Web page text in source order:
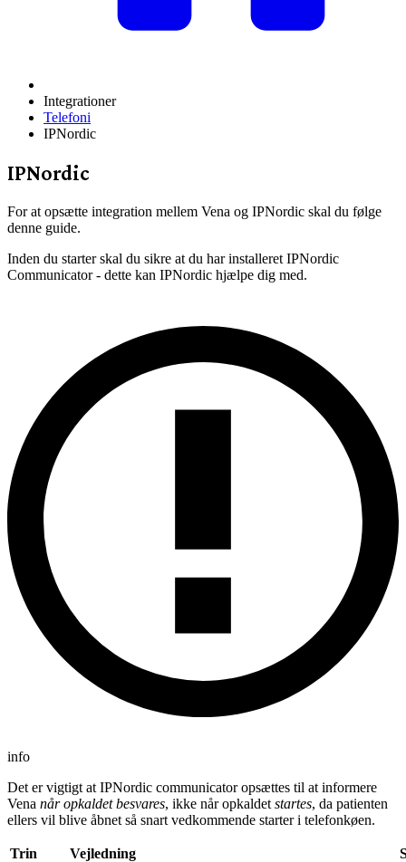
Integrationer
Telefoni
IPNordic
IPNordic
For at opsætte integration mellem Vena og IPNordic skal du følge
denne guide.
Inden du starter skal du sikre at du har installeret IPNordic
Communicator - dette kan IPNordic hjælpe dig med.
info
Det er vigtigt at IPNordic communicator opsættes til at informere
Vena når opkaldet besvares, ikke når opkaldet startes, da patienten
ellers vil blive åbnet så snart vedkommende starter i telefonkøen.
Trin Vejledning